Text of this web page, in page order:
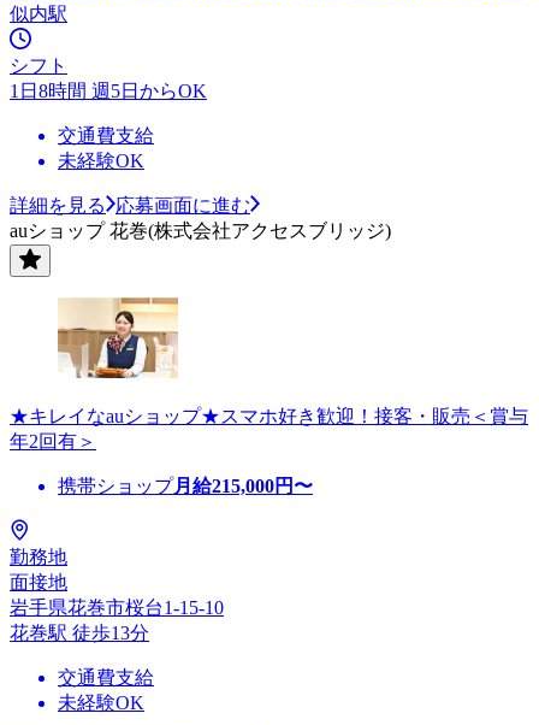
似内駅
シフト
1日8時間 週5日からOK
交通費支給
未経験OK
詳細を見る
応募画面に進む
auショップ 花巻(株式会社アクセスブリッジ)
★キレイなauショップ★スマホ好き歓迎！接客・販売＜賞与
年2回有＞
携帯ショップ月給215,000円〜
勤務地
面接地
岩手県花巻市桜台1-15-10
花巻駅 徒歩13分
交通費支給
未経験OK